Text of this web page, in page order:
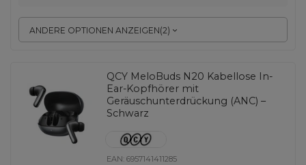
ANDERE OPTIONEN ANZEIGEN(2)
QCY MeloBuds N20 Kabellose In-
Ear-Kopfhörer mit
Geräuschunterdrückung (ANC) –
Schwarz
EAN:6957141411285